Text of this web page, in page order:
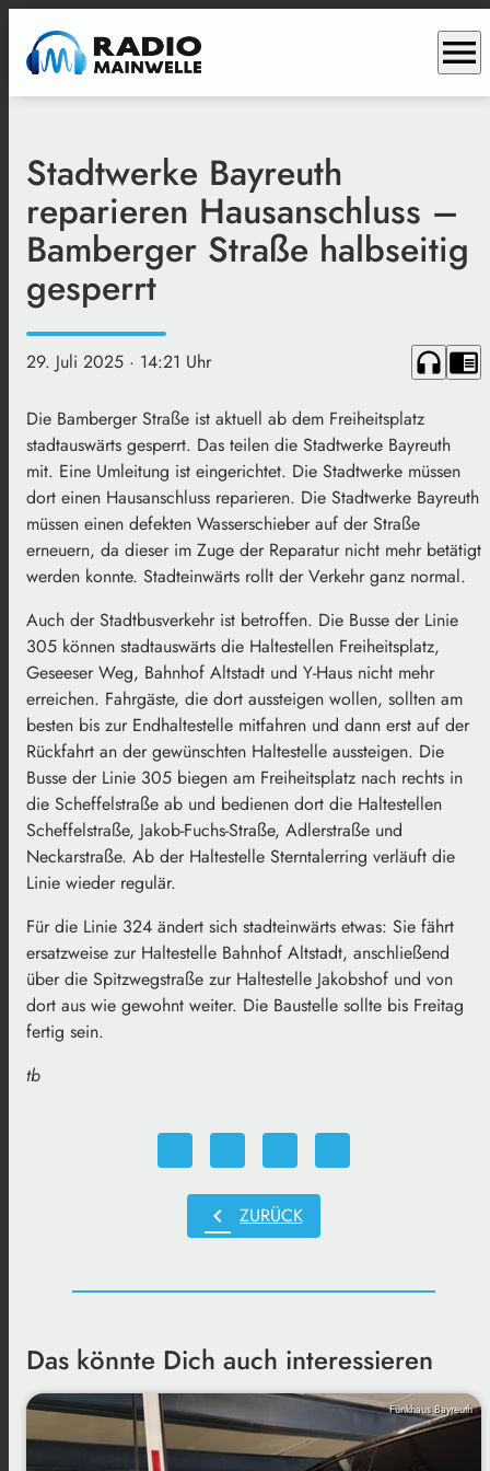
menu
Stadtwerke Bayreuth
reparieren Hausanschluss –
Bamberger Straße halbseitig
gesperrt
29. Juli 2025 · 14:21 Uhr headphones chrome_reader_mode
Die Bamberger Straße ist aktuell ab dem Freiheitsplatz
stadtauswärts gesperrt. Das teilen die Stadtwerke Bayreuth
mit. Eine Umleitung ist eingerichtet. Die Stadtwerke müssen
dort einen Hausanschluss reparieren. Die Stadtwerke Bayreuth
müssen einen defekten Wasserschieber auf der Straße
erneuern, da dieser im Zuge der Reparatur nicht mehr betätigt
werden konnte. Stadteinwärts rollt der Verkehr ganz normal.
Auch der Stadtbusverkehr ist betroffen. Die Busse der Linie
305 können stadtauswärts die Haltestellen Freiheitsplatz,
Geseeser Weg, Bahnhof Altstadt und Y-Haus nicht mehr
erreichen. Fahrgäste, die dort aussteigen wollen, sollten am
besten bis zur Endhaltestelle mitfahren und dann erst auf der
Rückfahrt an der gewünschten Haltestelle aussteigen. Die
Busse der Linie 305 biegen am Freiheitsplatz nach rechts in
die Scheffelstraße ab und bedienen dort die Haltestellen
Scheffelstraße, Jakob-Fuchs-Straße, Adlerstraße und
Neckarstraße. Ab der Haltestelle Sterntalerring verläuft die
Linie wieder regulär.
Für die Linie 324 ändert sich stadteinwärts etwas: Sie fährt
ersatzweise zur Haltestelle Bahnhof Altstadt, anschließend
über die Spitzwegstraße zur Haltestelle Jakobshof und von
dort aus wie gewohnt weiter. Die Baustelle sollte bis Freitag
fertig sein.
tb
chevron_left ZURÜCK
Das könnte Dich auch interessieren
Funkhaus Bayreuth